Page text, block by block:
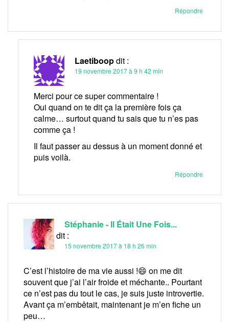
Répondre
Laetiboopdit :
19 novembre 2017 à 9 h 42 min
Merci pour ce super commentaire !
Oui quand on te dit ça la première fois ça
calme… surtout quand tu sais que tu n’es pas
comme ça !
Il faut passer au dessus à un moment donné et
puis voilà.
Répondre
Stéphanie - Il Était Une Fois...
Cocottedit :
15 novembre 2017 à 18 h 26 min
C’est l’histoire de ma vie aussi !😄 on me dit
souvent que j’ai l’air froide et méchante.. Pourtant
ce n’est pas du tout le cas, je suis juste introvertie.
Avant ça m’embêtait, maintenant je m’en fiche un
peu…